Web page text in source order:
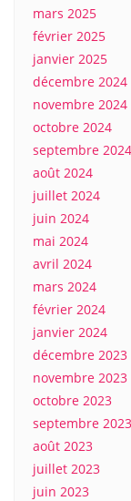
mars 2025
février 2025
janvier 2025
décembre 2024
novembre 2024
octobre 2024
septembre 2024
août 2024
juillet 2024
juin 2024
mai 2024
avril 2024
mars 2024
février 2024
janvier 2024
décembre 2023
novembre 2023
octobre 2023
septembre 2023
août 2023
juillet 2023
juin 2023